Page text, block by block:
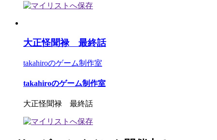
大正怪聞禄 最終話
takahiroのゲーム制作室
takahiroのゲーム制作室
大正怪聞禄 最終話